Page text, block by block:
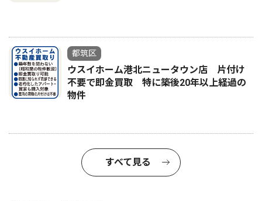
都筑区
ウスイホーム港北ニュータウン店 片付け
不要で即金買取 特に築後20年以上経過の
物件
すべて見る